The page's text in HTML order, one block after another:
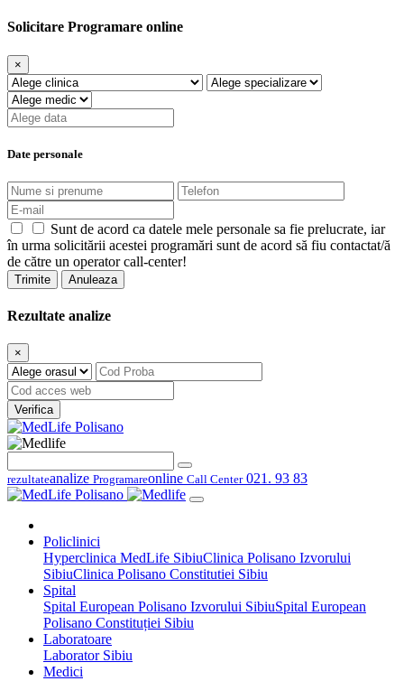
Solicitare Programare online
×
Date personale
Sunt de acord ca datele mele personale sa fie prelucrate, iar
în urma solicitării acestei programări sunt de acord să fiu contactat/ă
de către un operator call-center!
Trimite Anuleaza
Rezultate analize
×
Verifica
rezultateanalize Programareonline Call Center021. 93 83
Policlinici
Hyperclinica MedLife SibiuClinica Polisano Izvorului
SibiuClinica Polisano Constitutiei Sibiu
Spital
Spital European Polisano Izvorului SibiuSpital European
Polisano Constituției Sibiu
Laboratoare
Laborator Sibiu
Medici